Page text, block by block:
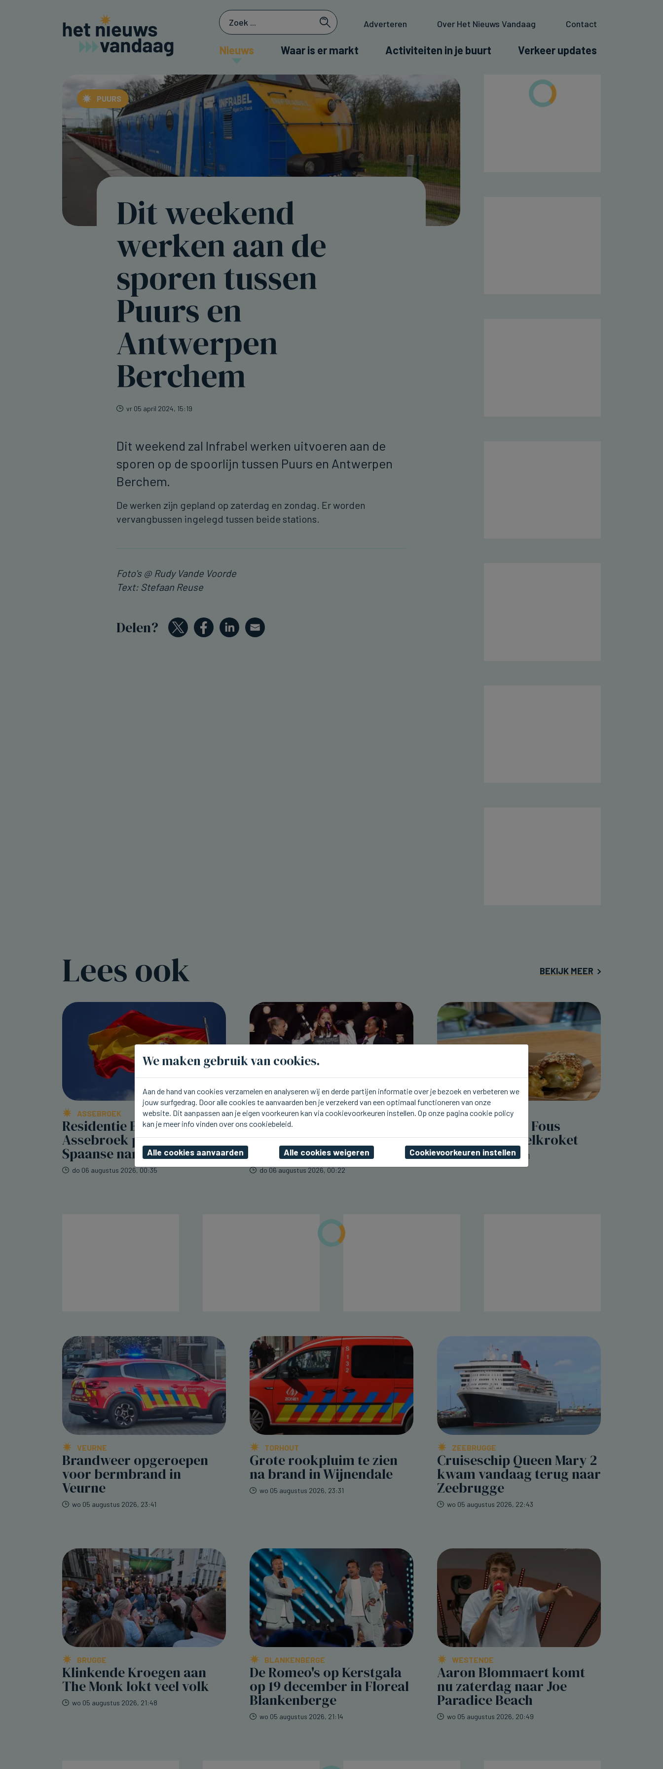
Adverteren Over Het Nieuws Vandaag Contact
Nieuws Waar is er markt Activiteiten in je buurt Verkeer updates
PUURS
Dit weekend
werken aan de
sporen tussen
Puurs en
Antwerpen
Berchem
vr 05 april 2024, 15:19
Dit weekend zal Infrabel werken uitvoeren aan de
sporen op de spoorlijn tussen Puurs en Antwerpen
Berchem.
De werken zijn gepland op zaterdag en zondag. Er worden
vervangbussen ingelegd tussen beide stations.
Foto's @ Rudy Vande Voorde
Text: Stefaan Reuse
Delen?
Lees ook BEKIJK MEER
ASSEBROEK
Residentie Berkenhof in
Assebroek pakt uit met
Spaanse namiddag
do 06 augustus 2026, 00:35
BLANKENBERGE
Line De Dauw komt deze
namiddag naar Radio 2
aan Zee in Blankenberge
do 06 augustus 2026, 00:22
SIJSELE
Frituur Je m'en Fous
lanceert mosselkroket
do 06 augustus 2026, 00:11
VEURNE
Brandweer opgeroepen
voor bermbrand in
Veurne
wo 05 augustus 2026, 23:41
TORHOUT
Grote rookpluim te zien
na brand in Wijnendale
wo 05 augustus 2026, 23:31
ZEEBRUGGE
Cruiseschip Queen Mary 2
kwam vandaag terug naar
Zeebrugge
wo 05 augustus 2026, 22:43
BRUGGE
Klinkende Kroegen aan
The Monk lokt veel volk
wo 05 augustus 2026, 21:48
BLANKENBERGE
De Romeo's op Kerstgala
op 19 december in Floreal
Blankenberge
wo 05 augustus 2026, 21:14
WESTENDE
Aaron Blommaert komt
nu zaterdag naar Joe
Paradice Beach
wo 05 augustus 2026, 20:49
We maken gebruik van cookies.
Aan de hand van cookies verzamelen en analyseren wij en derde partijen informatie over je bezoek en verbeteren we
jouw surfgedrag. Door alle cookies te aanvaarden ben je verzekerd van een optimaal functioneren van onze
website. Dit aanpassen aan je eigen voorkeuren kan via cookievoorkeuren instellen. Op onze pagina cookie policy
kan je meer info vinden over ons cookiebeleid.
Alle cookies aanvaarden Alle cookies weigeren Cookievoorkeuren instellen